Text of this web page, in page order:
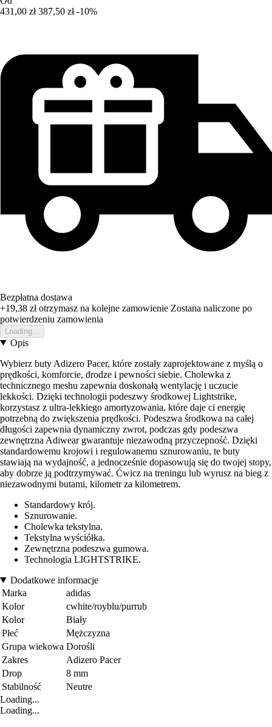
431,00 zł 387,50 zł -10%
Bezpłatna dostawa
+19,38 złotrzymasz na kolejne zamowienie Zostana naliczone po
potwierdzeniu zamowienia
Loading...
Opis
Wybierz buty Adizero Pacer, które zostały zaprojektowane z myślą o
prędkości, komforcie, drodze i pewności siebie. Cholewka z
technicznego meshu zapewnia doskonałą wentylację i uczucie
lekkości. Dzięki technologii podeszwy środkowej Lightstrike,
korzystasz z ultra-lekkiego amortyzowania, które daje ci energię
potrzebną do zwiększenia prędkości. Podeszwa środkowa na całej
długości zapewnia dynamiczny zwrot, podczas gdy podeszwa
zewnętrzna Adiwear gwarantuje niezawodną przyczepność. Dzięki
standardowemu krojowi i regulowanemu sznurowaniu, te buty
stawiają na wydajność, a jednocześnie dopasowują się do twojej stopy,
aby dobrze ją podtrzymywać. Ćwicz na treningu lub wyrusz na bieg z
niezawodnymi butami, kilometr za kilometrem.
Standardowy krój.
Sznurowanie.
Cholewka tekstylna.
Tekstylna wyściółka.
Zewnętrzna podeszwa gumowa.
Technologia LIGHTSTRIKE.
Dodatkowe informacje
Marka
adidas
Kolor
cwhite/royblu/purrub
Kolor
Biały
Płeć
Mężczyzna
Grupa wiekowa Dorośli
Zakres
Adizero Pacer
Drop
8 mm
Stabilność
Neutre
Loading...
Loading...